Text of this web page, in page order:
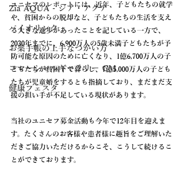
Zia AQUA - ジア・アクア
バイオリンク
お薬手帳の上手なつかい方
コマーシャルギャラリー CM
健康フェスタ
ユニセフのレポートには、近年、子どもたちの就学
や、貧困からの脱却など、子どもたちの生活を支え
る大きな進歩があったことを記している一方で、
2030年までに、6,900万人の5歳未満子どもたちが予
防可能な原因のために亡くなり、1億6,700万人の子
どもたちが貧困下で暮らし、7億5,000万人の子ども
たちが児童婚をするとも指摘しており、まだまだ支
援の担い手が不足している現状があります。
当社のユニセフ募金活動も今年で12年目を迎えま
す。たくさんのお客様や患者様に趣旨をご理解いた
だきご協力いただけるからこそ、こうして続けるこ
とができております。